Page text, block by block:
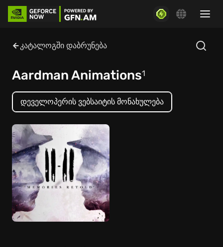
კატალოგში დაბრუნება
Aardman Animations1
დეველოპერის ვებსაიტის მონახულება